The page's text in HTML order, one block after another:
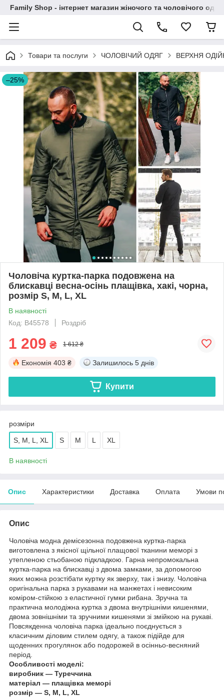
Family Shop - інтернет магазин жіночого та чоловічого
Товари та послуги ЧОЛОВІЧИЙ ОДЯГ ВЕРХНЯ
–25%
Чоловіча куртка-парка подовжена на
блискавці весна-осінь плащівка, хакі, чорна,
розмір S, M, L, XL
В наявності
Код: B45578
Роздріб
1 209 ₴ 1 612 ₴
Економія 403 ₴ Залишилось 5 днів
Купити
розміри
S, M, L, XL S M L XL
В наявності
Опис Характеристики Доставка Оплата Умови
Опис
Чоловіча модна демісезонна подовжена куртка-парка
виготовлена з якісної щільної плащової тканини меморі з
утепленою стьобаною підкладкою. Гарна непромокальна
куртка-парка на блискавці з двома замками, за допомогою
яких можна розстібати куртку як зверху, так і знизу. Чоловіча
оригінальна парка з рукавами на манжетах і невисоким
коміром-стійкою з еластичної гумки рибана. Зручна та
практична молодіжна куртка з двома внутрішніми кишенями,
двома зовнішніми та зручними кишенями зі змійкою на рукаві.
Повсякденна чоловіча парка ідеально поєднується з
класичним діловим стилем одягу, а також підійде для
щоденних прогулянок або подорожей в осінньо-весняний
період.
Особливості моделі:
виробник — Туреччина
матеріал — плащівка меморі
розмір — S, M, L, XL